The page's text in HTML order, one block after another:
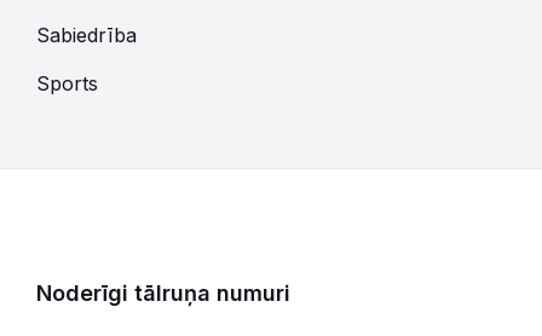
Sabiedrība
Sports
Noderīgi tālruņa numuri